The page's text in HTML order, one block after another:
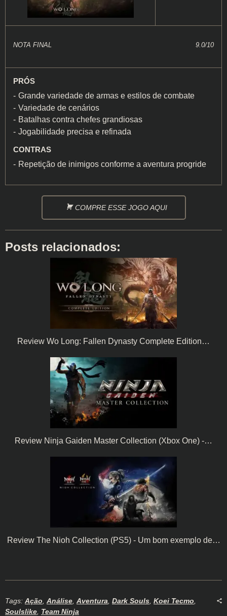
NOTA FINAL 9.0/10
PRÓS
Grande variedade de armas e estilos de combate
Variedade de cenários
Batalhas contra chefes grandiosas
Jogabilidade precisa e refinada
CONTRAS
Repetição de inimigos conforme a aventura progride
COMPRE ESSE JOGO AQUI
Posts relacionados:
Review Wo Long: Fallen Dynasty Complete Edition…
Review Ninja Gaiden Master Collection (Xbox One) -…
Review The Nioh Collection (PS5) - Um bom exemplo de…
Tags: Ação Análise Aventura Dark Souls Koei Tecmo
Soulslike Team Ninja